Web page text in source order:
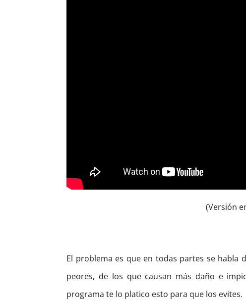
(Versión
El problema es que en todas partes se habla
peores, de los que causan más daño e
programa te lo platico esto para que los evites.